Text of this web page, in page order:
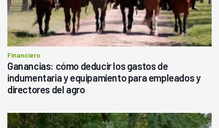
Financiero
Ganancias: cómo deducir los gastos de
indumentaria y equipamiento para empleados y
directores del agro